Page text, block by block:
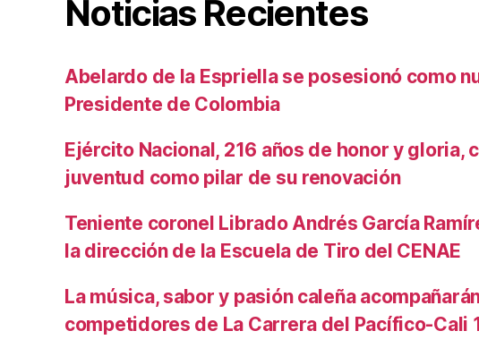
Noticias Recientes
Abelardo de la Espriella se posesionó como
Presidente de Colombia
Ejército Nacional, 216 años de honor y gloria,
juventud como pilar de su renovación
Teniente coronel Librado Andrés García
la dirección de la Escuela de Tiro del CENAE
La música, sabor y pasión caleña
competidores de La Carrera del Pacífico-Cali